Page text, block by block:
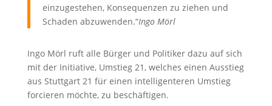
einzugestehen, Konsequenzen zu ziehen und
Schaden abzuwenden.“Ingo Mörl
Ingo Mörl ruft alle Bürger und Politiker dazu auf sich
mit der Initiative, Umstieg 21, welches einen Ausstieg
aus Stuttgart 21 für einen intelligenteren Umstieg
forcieren möchte, zu beschäftigen.